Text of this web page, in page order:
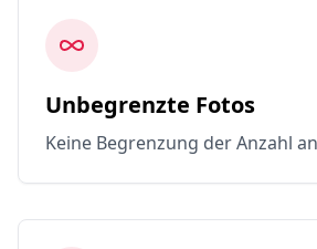
Unbegrenzte Fotos
Keine Begrenzung der Anzahl